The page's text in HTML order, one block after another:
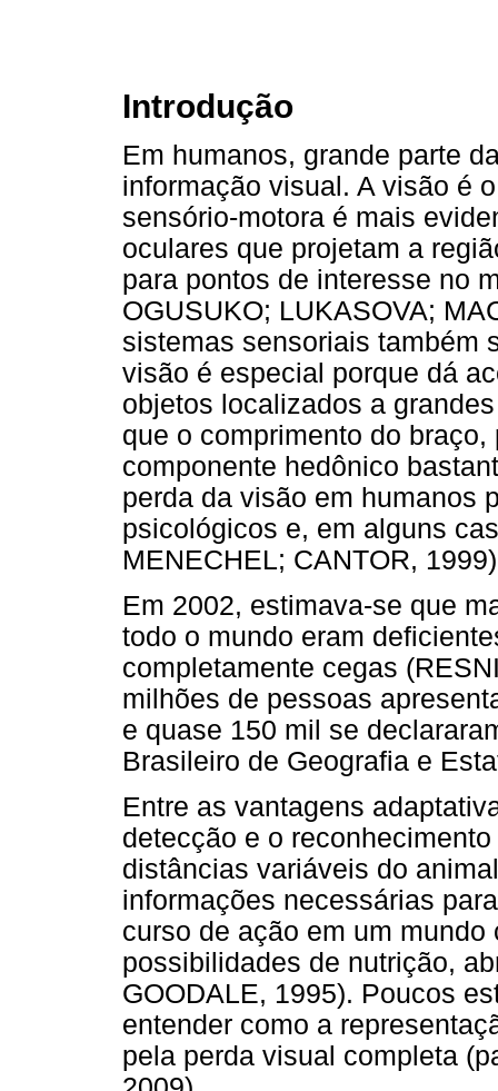
Introdução
Em humanos, grande parte
informação visual. A visão é
sensório-motora é mais
oculares que projetam a
para pontos de interesse no
OGUSUKO; LUKASOVA;
sistemas sensoriais também
visão é especial porque dá
objetos localizados a
que o comprimento do
componente hedônico
perda da visão em humanos
psicológicos e, em alguns
MENECHEL; CANTOR,
Em 2002, estimava-se que
todo o mundo eram
completamente cegas
milhões de pessoas
e quase 150 mil se
Brasileiro de Geografia e
Entre as vantagens
detecção e o
distâncias variáveis do
informações necessárias
curso de ação em um
possibilidades de nutrição,
GOODALE, 1995). Poucos
entender como a
pela perda visual completa